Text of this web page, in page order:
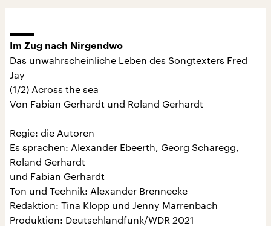
Im Zug nach Nirgendwo
Das unwahrscheinliche Leben des Songtexters Fred
Jay
(1/2) Across the sea
Von Fabian Gerhardt und Roland Gerhardt
Regie: die Autoren
Es sprachen: Alexander Ebeerth, Georg Scharegg,
Roland Gerhardt
und Fabian Gerhardt
Ton und Technik: Alexander Brennecke
Redaktion: Tina Klopp und Jenny Marrenbach
Produktion: Deutschlandfunk/WDR 2021